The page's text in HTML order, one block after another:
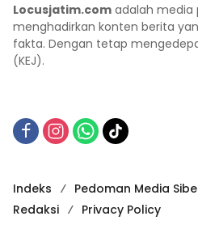
Locusjatim.com adalah media
menghadirkan konten berita
fakta. Dengan tetap
(KEJ).
Indeks Pedoman Media
Redaksi
Privacy Policy